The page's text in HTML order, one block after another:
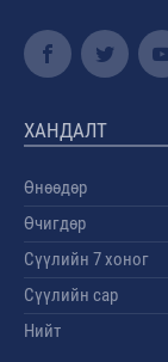
ХАНДАЛТ
Өнөөдөр
Өчигдөр
Сүүлийн 7 хоног
Сүүлийн сар
Нийт